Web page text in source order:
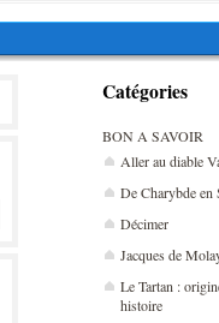
Catégories
BON A SAVOIR
Aller au diable
De Charybde en
Décimer
Jacques de
Le Tartan :
histoire